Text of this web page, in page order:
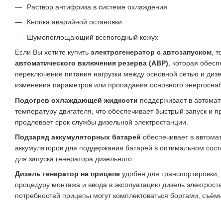
Раствор антифриза в системе охлаждения
Кнопка аварийной остановки
Шумопоглощающий всепогодный кожух
Если Вы хотите купить электрогенератор с автозапуском,
автоматического включения резерва (АВР), которая
переключение питания нагрузки между основной сетью и
изменения параметров или пропадания основного
Подогрев охлаждающей жидкости поддерживает в
температуру двигателя, что обеспечивает быстрый запуск и
продлевает срок службы дизельной электростанции.
Подзаряд аккумуляторных батарей обеспечивает в
аккумуляторов для поддержания батарей в оптимальном
для запуска генератора дизельного.
Дизель генератор на прицепе удобен для
процедуру монтажа и ввода в эксплуатацию дизель
потребностей прицепы могут комплектоваться бортами,